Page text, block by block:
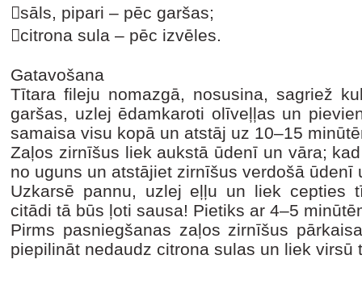
sāls, pipari – pēc garšas;
citrona sula – pēc izvēles.
Gatavošana
Tītara fileju nomazgā, nosusina, sagriež
garšas, uzlej ēdamkaroti olīveļļas un
samaisa visu kopā un atstāj uz 10–15
Zaļos zirnīšus liek aukstā ūdenī un vāra;
no uguns un atstājiet zirnīšus verdošā ūdenī
Uzkarsē pannu, uzlej eļļu un liek cepties
citādi tā būs ļoti sausa! Pietiks ar 4–5
Pirms pasniegšanas zaļos zirnīšus
piepilināt nedaudz citrona sulas un liek